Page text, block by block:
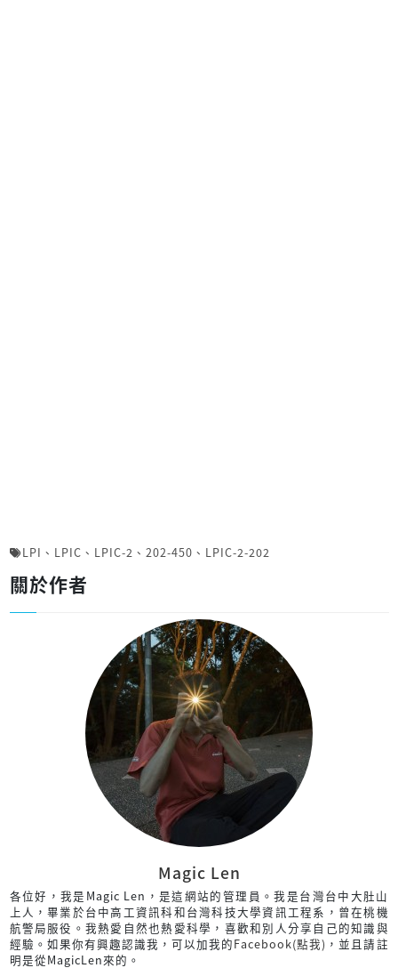
LPI 、 LPIC 、 LPIC-2 、 202-450 、 LPIC-2-202
關於作者
Magic Len
各位好，我是Magic Len，是這網站的管理員。我是台灣台中大肚山
上人，畢業於台中高工資訊科和台灣科技大學資訊工程系，曾在桃機
航警局服役。我熱愛自然也熱愛科學，喜歡和別人分享自己的知識與
經驗。如果你有興趣認識我，可以加我的Facebook(點我) ，並且請註
明是從MagicLen來的。